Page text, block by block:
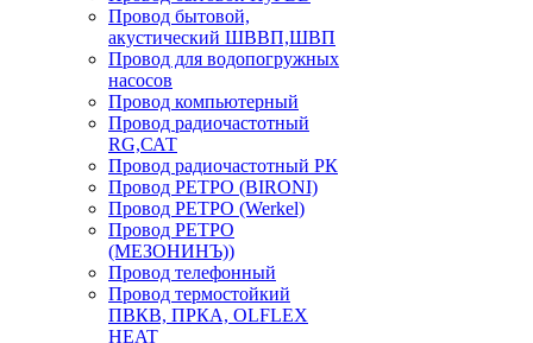
Провод бытовой,
акустический ШВВП,ШВП
Провод для водопогружных
насосов
Провод компьютерный
Провод радиочастотный
RG,САТ
Провод радиочастотный РК
Провод РЕТРО (BIRONI)
Провод РЕТРО (Werkel)
Провод РЕТРО
(МЕЗОНИНЪ))
Провод телефонный
Провод термостойкий
ПВКВ, ПРКА, OLFLEX
HEAT